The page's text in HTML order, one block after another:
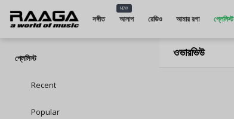
ওভারভিউ
সঙ্গীত
NEW
আলাপ রেডিও আমার রগা প্লেলিস্ট
প্লেলিস্ট
Recent
Popular